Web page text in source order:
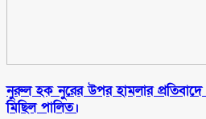
নুরুল হক নুরের উপর হামলার
মিছিল পালিত।